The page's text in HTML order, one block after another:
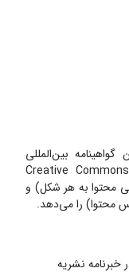
بین‌المللی
Creative
محتوا به هر شکل) و
محتوا) را می‌دهد.
خبرنامه نشریه